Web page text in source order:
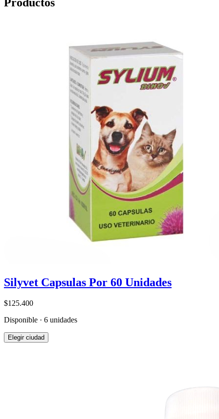
Productos
Silyvet Capsulas Por 60 Unidades
$125.400
Disponible · 6 unidades
Elegir ciudad